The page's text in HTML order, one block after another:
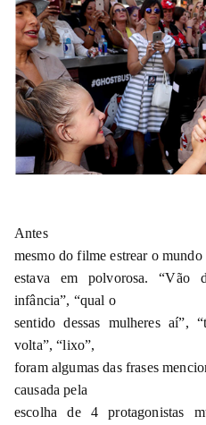
Antes
mesmo do filme estrear o mundo
estava em polvorosa. “Vão
infância”, “qual o
sentido dessas mulheres aí”,
volta”, “lixo”,
foram algumas das frases
causada pela
escolha de 4 protagonistas